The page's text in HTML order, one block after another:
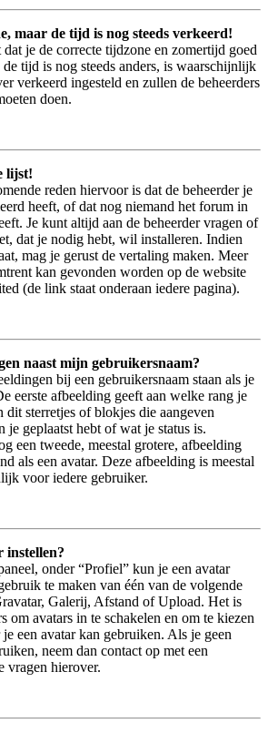
maar de tijd is nog steeds verkeerd!
je de correcte tijdzone en zomertijd goed
tijd is nog steeds anders, is waarschijnlijk
verkeerd ingesteld en zullen de beheerders
doen.
lijst!
reden hiervoor is dat de beheerder je
heeft, of dat nog niemand het forum in
Je kunt altijd aan de beheerder vragen of
dat je nodig hebt, wil installeren. Indien
mag je gerust de vertaling maken. Meer
kan gevonden worden op de website
(de link staat onderaan iedere pagina).
naast mijn gebruikersnaam?
bij een gebruikersnaam staan als je
eerste afbeelding geeft aan welke rang je
dit sterretjes of blokjes die aangeven
je geplaatst hebt of wat je status is.
een tweede, meestal grotere, afbeelding
als een avatar. Deze afbeelding is meestal
voor iedere gebruiker.
instellen?
onder “Profiel” kun je een avatar
te maken van één van de volgende
Galerij, Afstand of Upload. Het is
om avatars in te schakelen en om te kiezen
een avatar kan gebruiken. Als je geen
neem dan contact op met een
vragen hierover.